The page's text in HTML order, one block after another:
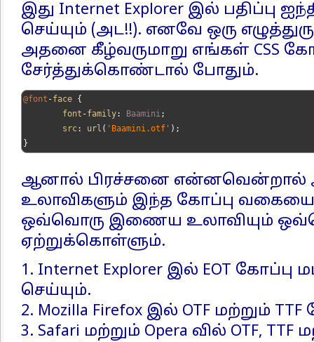
இது Internet Explorer இல் பதிப்பு
செய்யும் (அட!!). எனவே ஒரு
அதனை கீழ்வருமாறு எங்கள் CSS
சேர்த்துக்கொண்டால் போதும்.
@font -face {
	font
-family: Baamini;
	src
: url ( 'Baamini.otf' );
}
ஆனால் பிரச்சனை
உலாவிகளும் இந்த கோப்பு
ஒவ்வொரு இணைய உலாவியும்
ஏற்றுக்கொள்ளும்.
1. Internet Explorer இல் EOT கோப்பு
செய்யும்.
2. Mozilla Firefox இல் OTF மற்றும்
3. Safari மற்றும் Opera வில் OTF,